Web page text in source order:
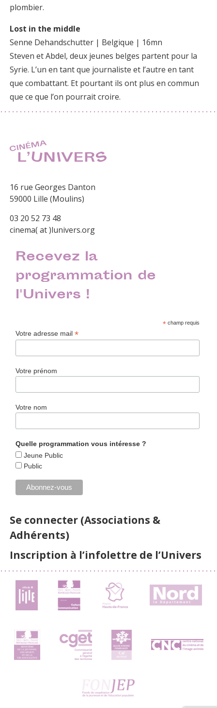
plombier.
Lost in the middle
Senne Dehandschutter | Belgique | 16mn
Steven et Abdel, deux jeunes belges partent pour la
Syrie. L’un en tant que journaliste et l’autre en tant
que combattant. Et pourtant ils ont plus en commun
que ce que l’on pourrait croire.
16 rue Georges Danton
59000 Lille (Moulins)
03 20 52 73 48
cinema( at )lunivers.org
Recevez la
programmation de
l'Univers !
* champ requis
Votre adresse mail*
Votre prénom
Votre nom
Quelle programmation vous intéresse ?
Jeune Public
Public
Se connecter (Associations &
Adhérents)
Inscription à l’infolettre de l’Univers